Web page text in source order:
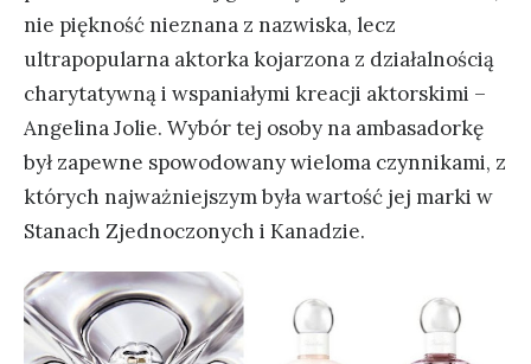
nie piękność nieznana z nazwiska, lecz
ultrapopularna aktorka kojarzona z działalnością
charytatywną i wspaniałymi kreacji aktorskimi –
Angelina Jolie. Wybór tej osoby na ambasadorkę
był zapewne spowodowany wieloma czynnikami, z
których najważniejszym była wartość jej marki w
Stanach Zjednoczonych i Kanadzie.